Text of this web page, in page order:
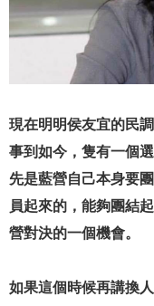
現在明明侯友宜的民
事到如今，隻有一個
先是藍營自己本身要
員起來的，能夠團結
營對決的一個機會。
如果這個時候再講換